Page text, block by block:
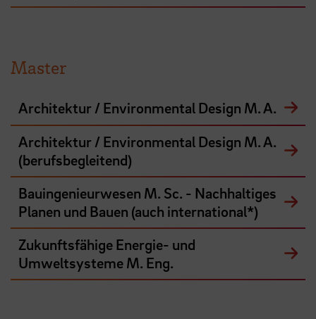
Master
Architektur / Environmental Design M. A.
Architektur / Environmental Design M. A.
(berufsbegleitend)
Bauingenieurwesen M. Sc. - Nachhaltiges
Planen und Bauen (auch international*)
Zukunftsfähige Energie- und
Umweltsysteme M. Eng.